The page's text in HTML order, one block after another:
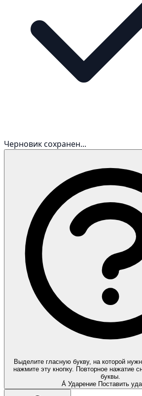
Черновик сохранен...
Выделите гласную букву, на которой
нажмите эту кнопку. Повторное нажатие
буквы.
А́ Ударение Поставить